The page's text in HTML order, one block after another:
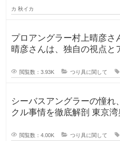
カ 秋イカ
プロアングラー村上晴彦さん
晴彦さんは、独自の視点と
閲覧数：3.93K つり具に関して
シーバスアングラーの憧れ
クル事情を徹底解剖 東京湾奥のシーバスフィッシ
閲覧数：4.00K つり具に関して